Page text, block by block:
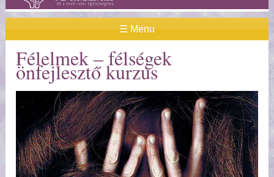
☰ Menu
Félelmek – félségek
önfejlesztő kurzus